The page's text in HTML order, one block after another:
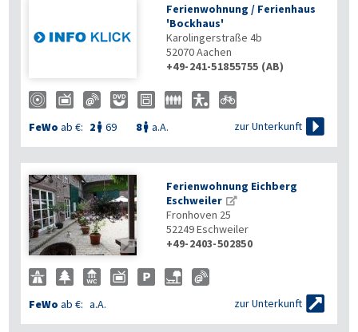
Ferienwohnung / Ferienhaus
'Bockhaus'
Karolingerstraße 4b
52070Aachen
+49-241-51855755 (AB)
FeWo ab €: 2  69 8 a.A. zur Unterkunft 

Ferienwohnung Eichberg
Eschweiler
Fronhoven 25
52249Eschweiler
+49-2403-502850
FeWo ab €: a.A. zur Unterkunft 